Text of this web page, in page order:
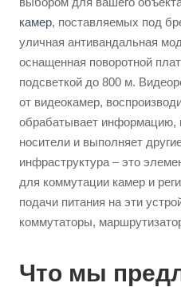
камер, поставляемых под
уличная антивандальная
оснащенная поворотной
подсветкой до 800 м.
от видеокамер,
обрабатывает информацию,
носители и выполняет
инфраструктура – это
для коммутации камер и
подачи питания на эти
коммутаторы,
Что мы